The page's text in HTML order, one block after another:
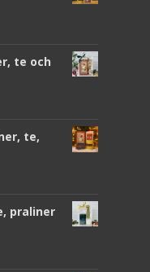
te och
te,
praliner